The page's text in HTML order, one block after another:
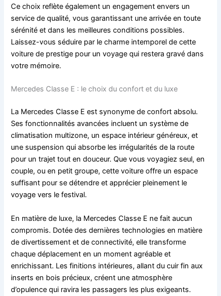
Ce choix reflète également un engagement envers un
service de qualité, vous garantissant une arrivée en toute
sérénité et dans les meilleures conditions possibles.
Laissez-vous séduire par le charme intemporel de cette
voiture de prestige pour un voyage qui restera gravé dans
votre mémoire.
Mercedes Classe E : le choix du confort et du luxe
La Mercedes Classe E est synonyme de confort absolu.
Ses fonctionnalités avancées incluent un système de
climatisation multizone, un espace intérieur généreux, et
une suspension qui absorbe les irrégularités de la route
pour un trajet tout en douceur. Que vous voyagiez seul, en
couple, ou en petit groupe, cette voiture offre un espace
suffisant pour se détendre et apprécier pleinement le
voyage vers le festival.
En matière de luxe, la Mercedes Classe E ne fait aucun
compromis. Dotée des dernières technologies en matière
de divertissement et de connectivité, elle transforme
chaque déplacement en un moment agréable et
enrichissant. Les finitions intérieures, allant du cuir fin aux
inserts en bois précieux, créent une atmosphère
d’opulence qui ravira les passagers les plus exigeants.